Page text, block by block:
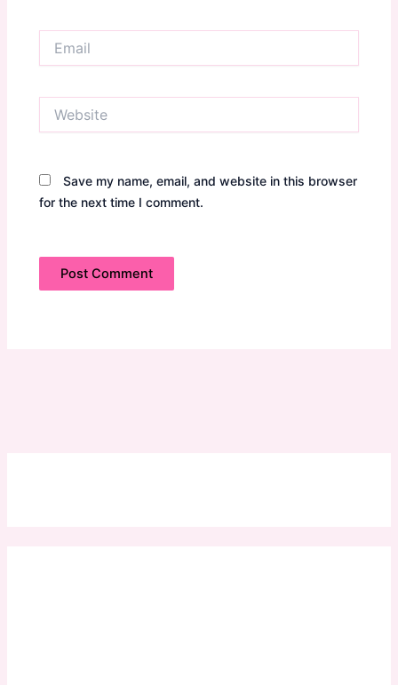
Save my name, email, and website in this browser
for the next time I comment.